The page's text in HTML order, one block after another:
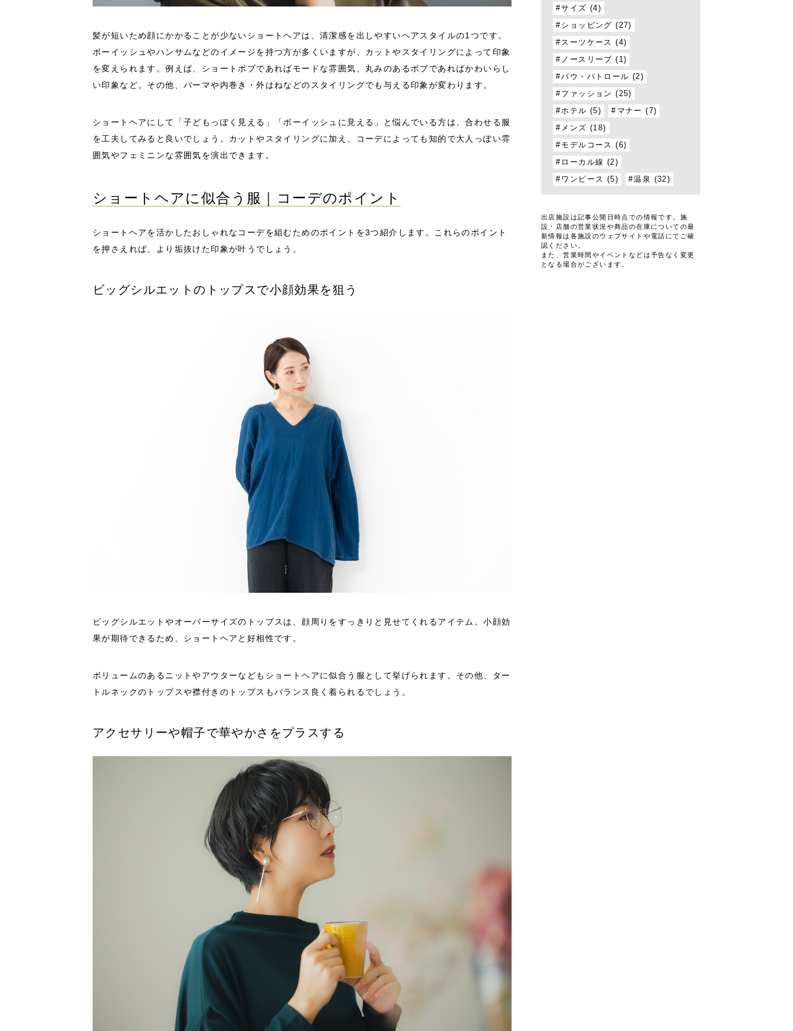
髪が短いため顔にかかることが少ないショートヘアは、清潔感を出しやすいヘアスタイルの1つです。
ボーイッシュやハンサムなどのイメージを持つ方が多くいますが、カットやスタイリングによって印象
を変えられます。例えば、ショートボブであればモードな雰囲気、丸みのあるボブであればかわいらし
い印象など。その他、パーマや内巻き・外はねなどのスタイリングでも与える印象が変わります。
ショートヘアにして「子どもっぽく見える」「ボーイッシュに見える」と悩んでいる方は、合わせる服
を工夫してみると良いでしょう。カットやスタイリングに加え、コーデによっても知的で大人っぽい雰
囲気やフェミニンな雰囲気を演出できます。
ショートヘアに似合う服｜コーデのポイント
ショートヘアを活かしたおしゃれなコーデを組むためのポイントを3つ紹介します。これらのポイント
を押さえれば、より垢抜けた印象が叶うでしょう。
ビッグシルエットのトップスで小顔効果を狙う
ビッグシルエットやオーバーサイズのトップスは、顔周りをすっきりと見せてくれるアイテム。小顔効
果が期待できるため、ショートヘアと好相性です。
ボリュームのあるニットやアウターなどもショートヘアに似合う服として挙げられます。その他、ター
トルネックのトップスや襟付きのトップスもバランス良く着られるでしょう。
アクセサリーや帽子で華やかさをプラスする
サイズ (4)
ショッピング (27)
スーツケース (4)
ノースリーブ (1)
パウ・パトロール (2)
ファッション (25)
ホテル (5) マナー (7)
メンズ (18)
モデルコース (6)
ローカル線 (2)
ワンピース (5) 温泉 (32)
出店施設は記事公開日時点での情報です。施
設・店舗の営業状況や商品の在庫についての最
新情報は各施設のウェブサイトや電話にてご確
認ください。
また、営業時間やイベントなどは予告なく変更
となる場合がございます。